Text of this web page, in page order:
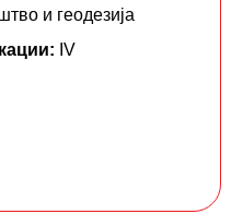
и геодезија
IV